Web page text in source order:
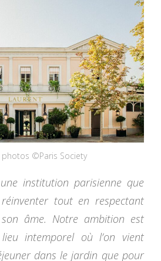
photos ©Paris Society
institution parisienne que
tout en respectant
âme. Notre ambition est
intemporel où l’on vient
dans le jardin que pour